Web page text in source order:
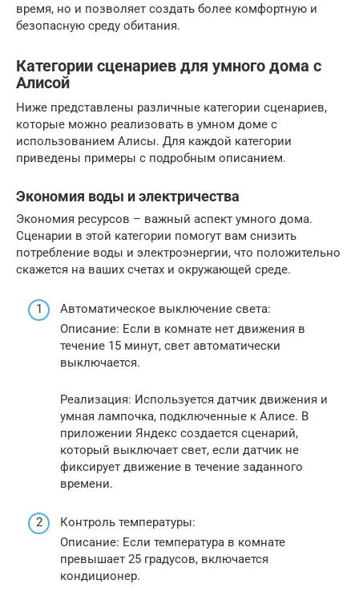
время, но и позволяет создать более комфортную и
безопасную среду обитания.
Категории сценариев для умного дома с
Алисой
Ниже представлены различные категории сценариев,
которые можно реализовать в умном доме с
использованием Алисы. Для каждой категории
приведены примеры с подробным описанием.
Экономия воды и электричества
Экономия ресурсов – важный аспект умного дома.
Сценарии в этой категории помогут вам снизить
потребление воды и электроэнергии, что положительно
скажется на ваших счетах и окружающей среде.
Автоматическое выключение света:
Описание: Если в комнате нет движения в
течение 15 минут, свет автоматически
выключается.
Реализация: Используется датчик движения и
умная лампочка, подключенные к Алисе. В
приложении Яндекс создается сценарий,
который выключает свет, если датчик не
фиксирует движение в течение заданного
времени.
Контроль температуры:
Описание: Если температура в комнате
превышает 25 градусов, включается
кондиционер.